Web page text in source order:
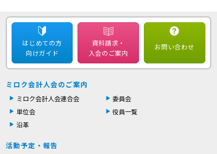
はじめての方
向けガイド
資料請求・
入会のご案内
お問い合わせ
ミロク会計人会のご案内
ミロク会計人会連合会
委員会
単位会
役員一覧
沿革
活動予定・報告